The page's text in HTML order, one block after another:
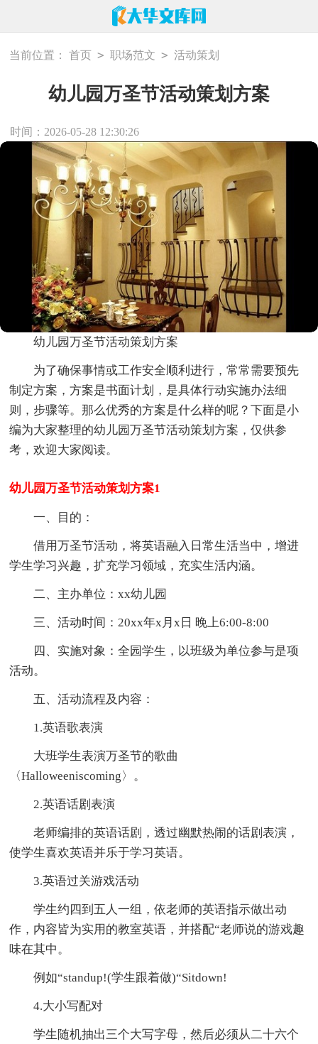
当前位置： 首页 > 职场范文 > 活动策划
幼儿园万圣节活动策划方案
时间：2026-05-28 12:30:26
幼儿园万圣节活动策划方案
为了确保事情或工作安全顺利进行，常常需要预先
制定方案，方案是书面计划，是具体行动实施办法细
则，步骤等。那么优秀的方案是什么样的呢？下面是小
编为大家整理的幼儿园万圣节活动策划方案，仅供参
考，欢迎大家阅读。
幼儿园万圣节活动策划方案1
一、目的：
借用万圣节活动，将英语融入日常生活当中，增进
学生学习兴趣，扩充学习领域，充实生活内涵。
二、主办单位：xx幼儿园
三、活动时间：20xx年x月x日 晚上6:00-8:00
四、实施对象：全园学生，以班级为单位参与是项
活动。
五、活动流程及内容：
1.英语歌表演
大班学生表演万圣节的歌曲
〈Halloweeniscoming〉。
2.英语话剧表演
老师编排的英语话剧，透过幽默热闹的话剧表演，
使学生喜欢英语并乐于学习英语。
3.英语过关游戏活动
学生约四到五人一组，依老师的英语指示做出动
作，内容皆为实用的教室英语，并搭配“老师说的游戏趣
味在其中。
例如“standup!(学生跟着做)“Sitdown!
4.大小写配对
学生随机抽出三个大写字母，然后必须从二十六个